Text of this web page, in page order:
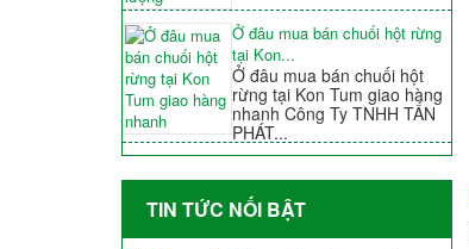
Ở đâu mua bán chuối hột rừng
tại Kon...
Ở đâu mua bán chuối hột
rừng tại Kon Tum giao hàng
nhanh Công Ty TNHH TẤN
PHÁT...
TIN TỨC NỐI BẬT